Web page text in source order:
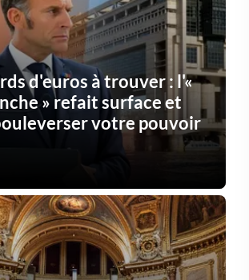
d'euros à trouver : l'«
» refait surface et
votre pouvoir